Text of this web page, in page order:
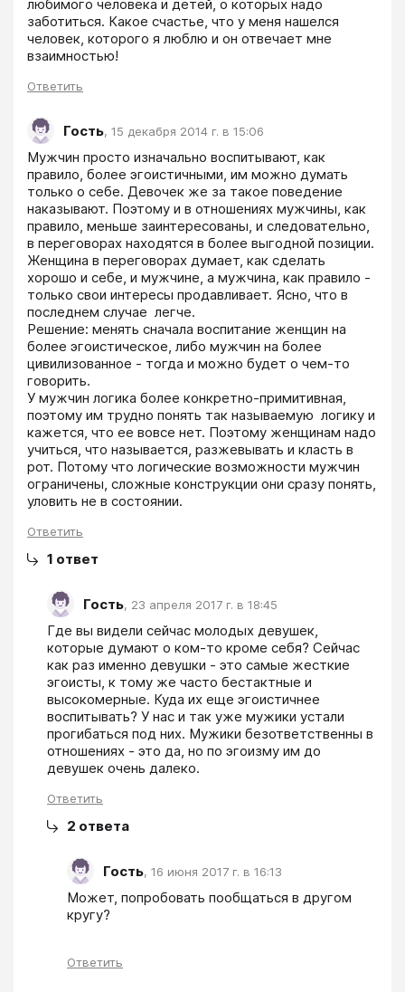
любимого человека и детей, о которых надо
заботиться. Какое счастье, что у меня нашелся
человек, которого я люблю и он отвечает мне
взаимностью!
Ответить
Гость, 15 декабря 2014 г. в 15:06
Мужчин просто изначально воспитывают, как
правило, более эгоистичными, им можно думать
только о себе. Девочек же за такое поведение
наказывают. Поэтому и в отношениях мужчины, как
правило, меньше заинтересованы, и следовательно,
в переговорах находятся в более выгодной позиции.
Женщина в переговорах думает, как сделать
хорошо и себе, и мужчине, а мужчина, как правило -
только свои интересы продавливает. Ясно, что в
последнем случае  легче.
Решение: менять сначала воспитание женщин на
более эгоистическое, либо мужчин на более
цивилизованное - тогда и можно будет о чем-то
говорить.
У мужчин логика более конкретно-примитивная,
поэтому им трудно понять так называемую  логику и
кажется, что ее вовсе нет. Поэтому женщинам надо
учиться, что называется, разжевывать и класть в
рот. Потому что логические возможности мужчин
ограничены, сложные конструкции они сразу понять,
уловить не в состоянии.
Ответить
1 ответ
Гость, 23 апреля 2017 г. в 18:45
Где вы видели сейчас молодых девушек,
которые думают о ком-то кроме себя? Сейчас
как раз именно девушки - это самые жесткие
эгоисты, к тому же часто бестактные и
высокомерные. Куда их еще эгоистичнее
воспитывать? У нас и так уже мужики устали
прогибаться под них. Мужики безответственны в
отношениях - это да, но по эгоизму им до
девушек очень далеко.
Ответить
2 ответа
Гость, 16 июня 2017 г. в 16:13
Может, попробовать пообщаться в другом
кругу?
Ответить